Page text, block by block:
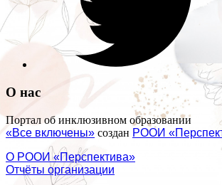
О нас
Портал об инклюзивном образовании
«Все включены» создан РООИ
О РООИ «Перспектива»
Отчёты организации